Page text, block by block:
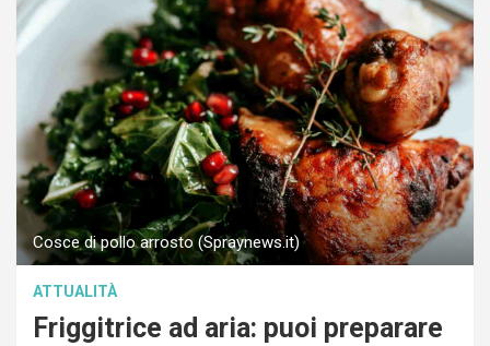
Cosce di pollo arrosto (Spraynews.it)
ATTUALITÀ
Friggitrice ad aria: puoi preparare